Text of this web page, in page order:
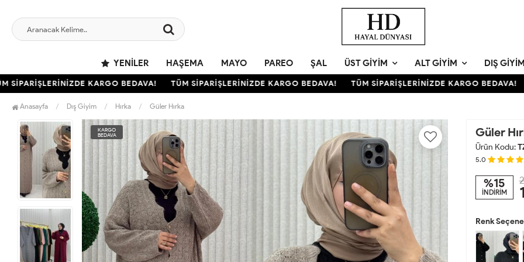
YENILER HAŞEMA MAYO PAREO ŞAL ÜST GIYIM ALT GIYIM DIŞ GIYIM
KARGO BEDAVA! TÜM SİPARİŞLERİNİZDE KARGO BEDAVA! TÜM SİPARİŞLERİNİZDE KARGO BEDAVA!
Anasayfa Dış Giyim Hırka Güler Hırka
KARGO
BEDAVA
Güler
Ürün Kodu:
5.0
%15
İNDİRİM
Renk